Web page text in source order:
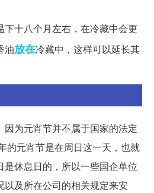
十八个月左右，在冷藏中会更
油放在冷藏中，这样可以延长其
因为元宵节并不属于国家的法定
的元宵节是在周日这一天，也就
是休息日的，所以一些国企单位
以及所在公司的相关规定来安